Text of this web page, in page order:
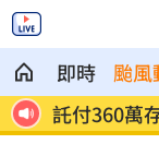
即時 颱風
淑
託付360萬
母